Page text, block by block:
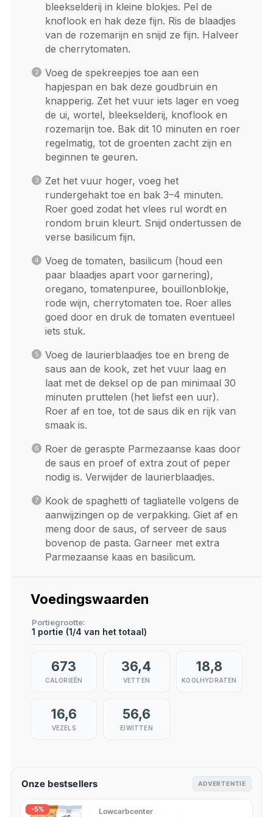
bleekselderij in kleine blokjes. Pel de
knoflook en hak deze fijn. Ris de blaadjes
van de rozemarijn en snijd ze fijn. Halveer
de cherrytomaten.
Voeg de spekreepjes toe aan een
hapjespan en bak deze goudbruin en
knapperig. Zet het vuur iets lager en voeg
de ui, wortel, bleekselderij, knoflook en
rozemarijn toe. Bak dit 10 minuten en roer
regelmatig, tot de groenten zacht zijn en
beginnen te geuren.
Zet het vuur hoger, voeg het
rundergehakt toe en bak 3–4 minuten.
Roer goed zodat het vlees rul wordt en
rondom bruin kleurt. Snijd ondertussen de
verse basilicum fijn.
Voeg de tomaten, basilicum (houd een
paar blaadjes apart voor garnering),
oregano, tomatenpuree, bouillonblokje,
rode wijn, cherrytomaten toe. Roer alles
goed door en druk de tomaten eventueel
iets stuk.
Voeg de laurierblaadjes toe en breng de
saus aan de kook, zet het vuur laag en
laat met de deksel op de pan minimaal 30
minuten pruttelen (het liefst een uur).
Roer af en toe, tot de saus dik en rijk van
smaak is.
Roer de geraspte Parmezaanse kaas door
de saus en proef of extra zout of peper
nodig is. Verwijder de laurierblaadjes.
Kook de spaghetti of tagliatelle volgens de
aanwijzingen op de verpakking. Giet af en
meng door de saus, of serveer de saus
bovenop de pasta. Garneer met extra
Parmezaanse kaas en basilicum.
Voedingswaarden
Portiegrootte
1 portie (1/4 van het totaal)
673
CALORIEËN
36,4
VETTEN
18,8
KOOLHYDRATEN
16,6
VEZELS
56,6
EIWITTEN
Onze bestsellers ADVERTENTIE
-5% Lowcarbcenter